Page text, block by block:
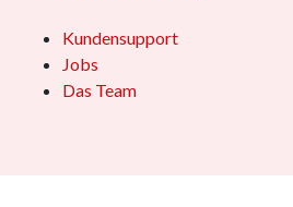
Kundensupport
Jobs
Das Team